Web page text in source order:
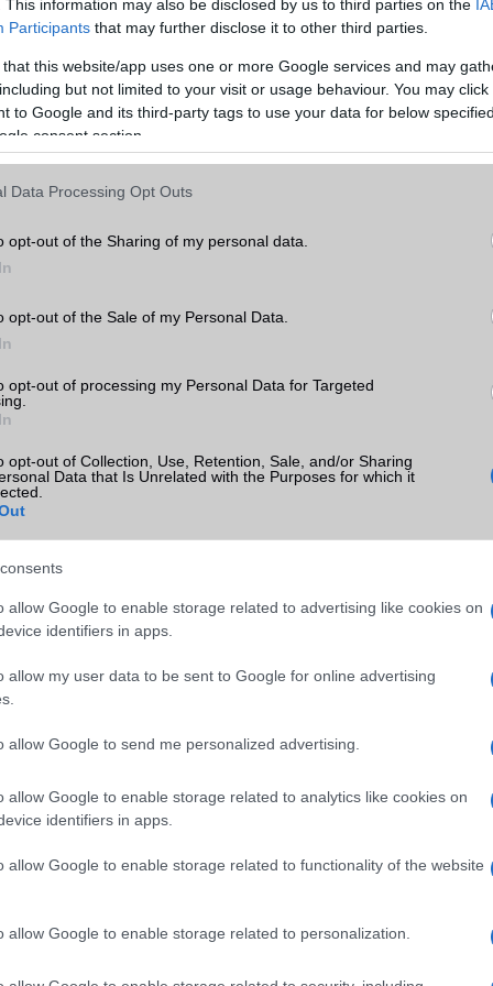
This information may also be disclosed by us to third parties on the
Participants that may further disclose it to other third parties.
that this website/app uses one or more Google services and may
but not limited to your visit or usage behaviour. You may
to Google and its third-party tags to use your data for below
consent section.
Data Processing Opt Outs
opt-out of the Sharing of my personal data.
opt-out of the Sale of my Personal Data.
opt-out of processing my Personal Data for Targeted
opt-out of Collection, Use, Retention, Sale, and/or Sharing
Data that Is Unrelated with the Purposes for which it
allow Google to enable storage related to advertising like cookies on
identifiers in apps.
allow my user data to be sent to Google for online advertising
allow Google to send me personalized advertising.
allow Google to enable storage related to analytics like cookies on
identifiers in apps.
allow Google to enable storage related to functionality of the website
allow Google to enable storage related to personalization.
Telefonkönyv db dinamikus
Min. memória 4 GB
ADATCSERE
MMS Nincs
Bluetooth v5,x
Wi-Fi (alap)g/b v5 (ac)
Wi-Fi extra
NFC Nincs
GPS
AKKUMULÁTOR